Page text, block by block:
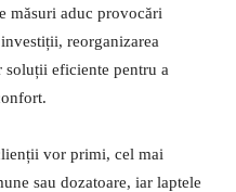
măsuri aduc provocări
reorganizarea
soluții eficiente pentru a
vor primi, cel mai
sau dozatoare, iar laptele